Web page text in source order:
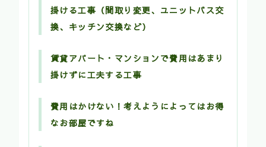
掛ける工事（間取り変更、ユニットバス交
換、キッチン交換など）
賃貸アパート・マンションで費用はあまり
掛けずに工夫する工事
費用はかけない！考えようによってはお得
なお部屋ですね